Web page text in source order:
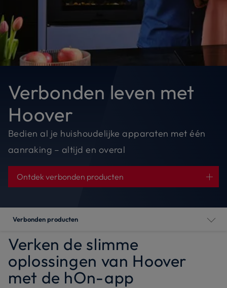
Verbonden leven met
Hoover
Bedien al je huishoudelijke apparaten met één
aanraking – altijd en overal
Ontdek verbonden producten
Verbonden producten
Verken de slimme
oplossingen van Hoover
met de hOn-app